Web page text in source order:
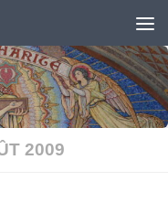
2009